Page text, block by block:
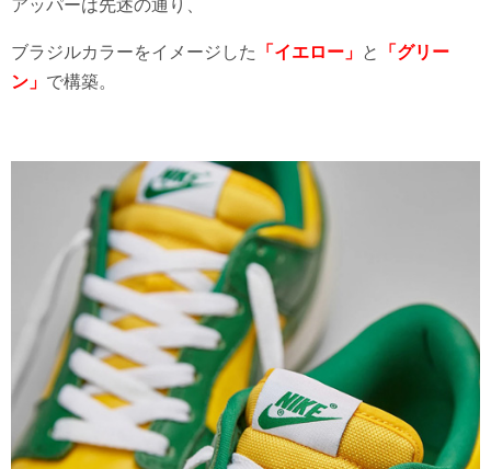
アッパーは先述の通り、
ブラジルカラーをイメージした 「イエロー」 と
「グリー
ン」 で構築。